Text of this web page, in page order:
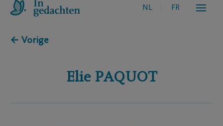
NL FR
← Vorige
Elie PAQUOT